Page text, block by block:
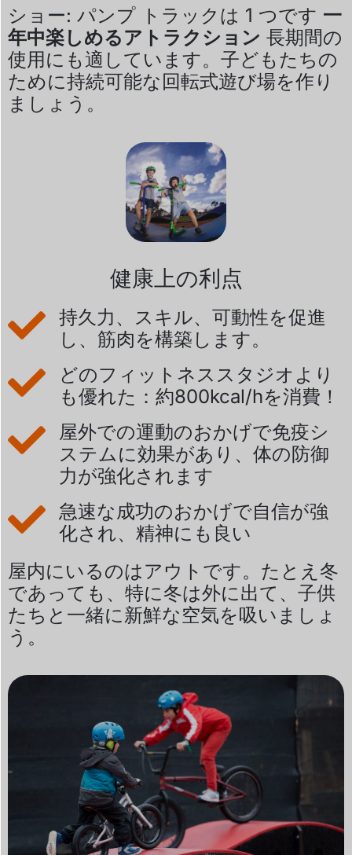
ショー: パンプ トラックは 1 つです 一
年中楽しめるアトラクション 長期間の
使用にも適しています。子どもたちの
ために持続可能な回転式遊び場を作り
ましょう。
健康上の利点
持久力、スキル、可動性を促進
し、筋肉を構築します。
どのフィットネススタジオより
も優れた：約800kcal/hを消費！
屋外での運動のおかげで免疫シ
ステムに効果があり、体の防御
力が強化されます
急速な成功のおかげで自信が強
化され、精神にも良い
屋内にいるのはアウトです。たとえ冬
であっても、特に冬は外に出て、子供
たちと一緒に新鮮な空気を吸いましょ
う。